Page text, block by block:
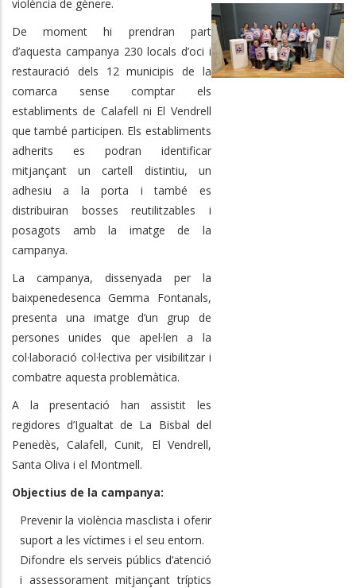
violència de gènere.
De moment hi prendran part
d’aquesta campanya 230 locals d’oci i
restauració dels 12 municipis de la
comarca sense comptar els
establiments de Calafell ni El Vendrell
que també participen. Els establiments
adherits es podran identificar
mitjançant un cartell distintiu, un
adhesiu a la porta i també es
distribuiran bosses reutilitzables i
posagots amb la imatge de la
campanya.
La campanya, dissenyada per la
baixpenedesenca Gemma Fontanals,
presenta una imatge d’un grup de
persones unides que apel·len a la
col·laboració col·lectiva per visibilitzar i
combatre aquesta problemàtica.
A la presentació han assistit les
regidores d’Igualtat de La Bisbal del
Penedès, Calafell, Cunit, El Vendrell,
Santa Oliva i el Montmell.
Objectius de la campanya:
Prevenir la violència masclista i oferir
suport a les víctimes i el seu entorn.
Difondre els serveis públics d’atenció
i assessorament mitjançant tríptics